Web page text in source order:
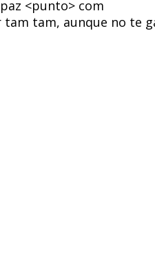
<punto> com
tam, aunque no te